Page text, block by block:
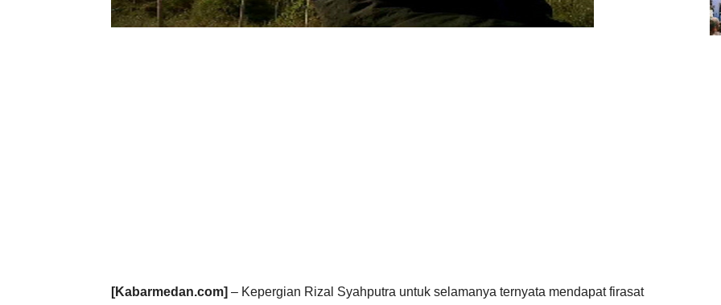
[Kabarmedan.com] – Kepergian Rizal Syahputra untuk selamanya ternyata mendapat firasat